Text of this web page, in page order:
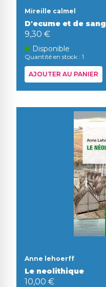
Mireille calmel
D'ecume et de sang
9,30 €
Disponible
Quantité en stock : 1
AJOUTER AU PANIER
Anne lehoerff
Le neolithique
10,00 €